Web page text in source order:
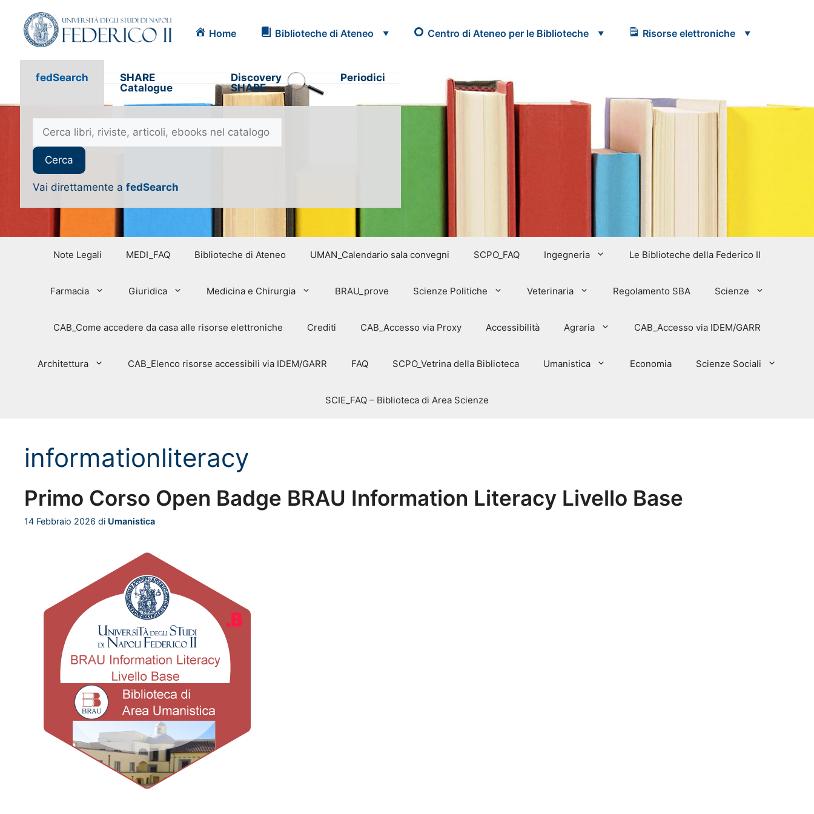
Home Biblioteche di Ateneo Centro di Ateneo per le Biblioteche Risorse elettroniche
fedSearch
SHARE
Catalogue
Discovery
SHARE
Periodici
Vai direttamente a fedSearch
Note Legali MEDI_FAQ Biblioteche di Ateneo UMAN_Calendario sala convegni SCPO_FAQ Ingegneria Le Biblioteche della Federico II
Farmacia Giuridica Medicina e Chirurgia BRAU_prove Scienze Politiche Veterinaria Regolamento SBA Scienze
CAB_Come accedere da casa alle risorse elettroniche Crediti CAB_Accesso via Proxy Accessibilità Agraria CAB_Accesso via IDEM/GARR
Architettura CAB_Elenco risorse accessibili via IDEM/GARR FAQ SCPO_Vetrina della Biblioteca Umanistica Economia Scienze Sociali
SCIE_FAQ – Biblioteca di Area Scienze
informationliteracy
Primo Corso Open Badge BRAU Information Literacy Livello Base
14 Febbraio 2026 di Umanistica